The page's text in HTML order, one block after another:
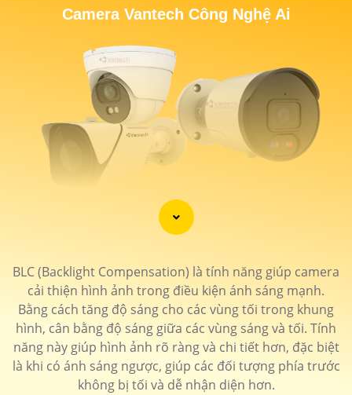
Camera Vantech Công Nghệ Ai
'
BLC (Backlight Compensation) là tính năng giúp camera
cải thiện hình ảnh trong điều kiện ánh sáng mạnh.
Bằng cách tăng độ sáng cho các vùng tối trong khung
hình, cân bằng độ sáng giữa các vùng sáng và tối. Tính
năng này giúp hình ảnh rõ ràng và chi tiết hơn, đặc biệt
là khi có ánh sáng ngược, giúp các đối tượng phía trước
không bị tối và dễ nhận diện hơn.